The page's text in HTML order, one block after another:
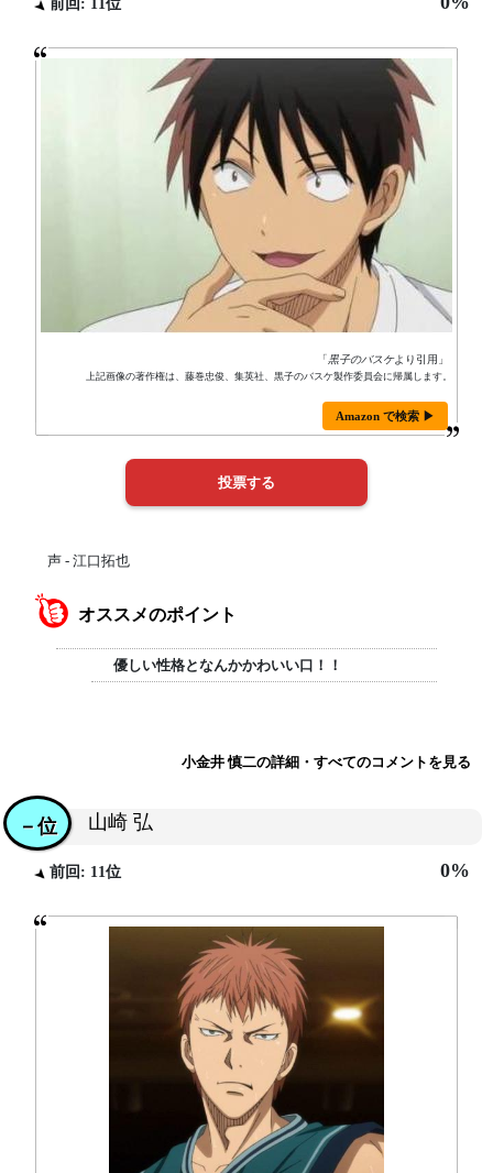
「黒子のバスケより引用」
上記画像の著作権は、藤巻忠俊、集英社、黒子のバスケ製作委員会に帰属します。
Amazon で検索 ▶
声 - 江口拓也
オススメのポイント
優しい性格となんかかわいい口！！
小金井 慎二の詳細・すべてのコメントを見る
山崎 弘
－位
前回: 11位 0%